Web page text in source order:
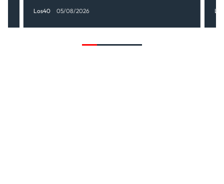
Los40 05/08/2026